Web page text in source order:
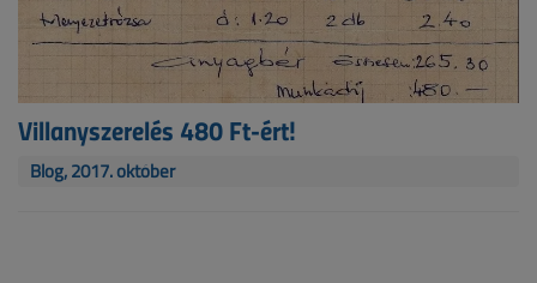
Villanyszerelés 480 Ft-ért!
Blog, 2017. október